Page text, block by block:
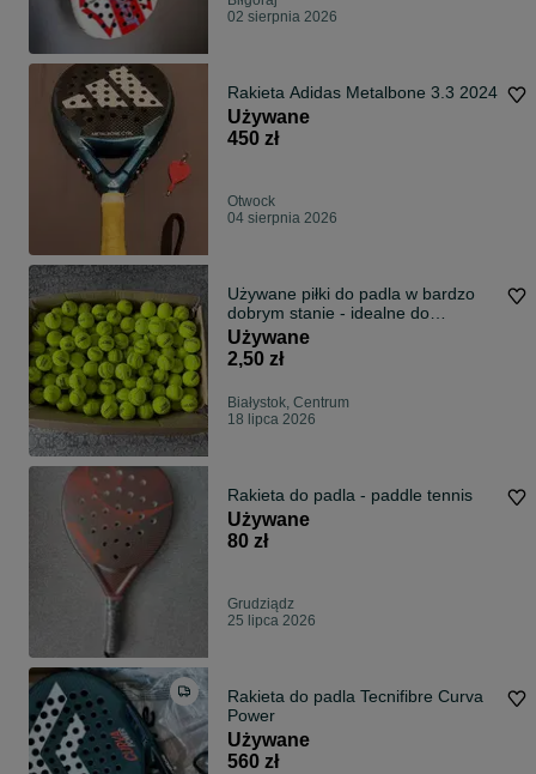
02 sierpnia 2026
Rakieta Adidas Metalbone 3.3 2024
Używane
450 zł
Otwock
04 sierpnia 2026
Używane piłki do padla w bardzo
dobrym stanie - idealne do
treningów
Używane
2,50 zł
Białystok, Centrum
18 lipca 2026
Rakieta do padla - paddle tennis
Używane
80 zł
Grudziądz
25 lipca 2026
Rakieta do padla Tecnifibre Curva
Power
Używane
560 zł